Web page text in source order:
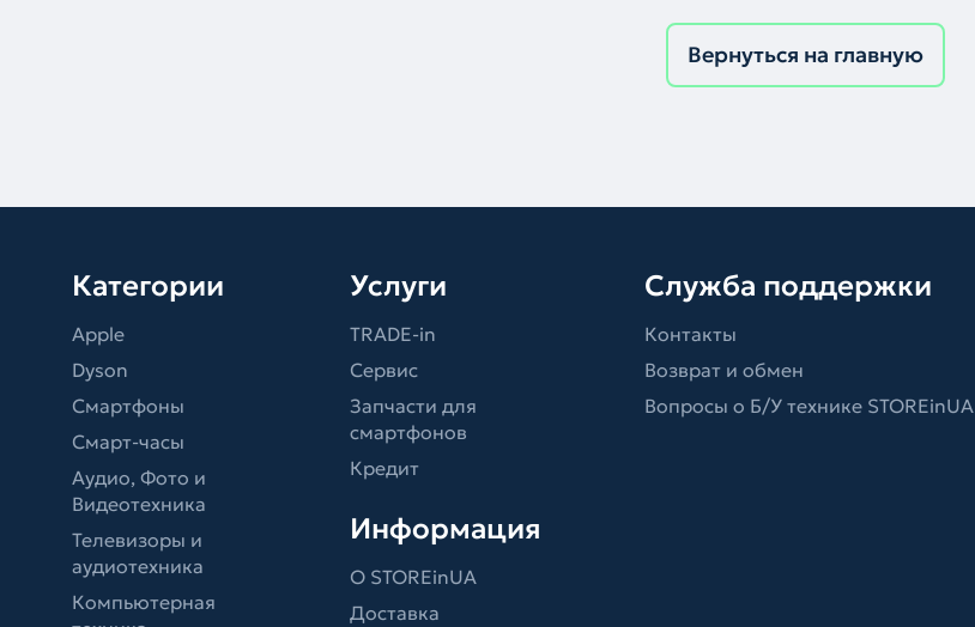
Вернуться на главную
Категории
Apple
Dyson
Смартфоны
Смарт-часы
Аудио, Фото и
Видеотехника
Телевизоры и
аудиотехника
Компьютерная
Услуги
TRADE-in
Сервис
Запчасти для
смартфонов
Кредит
Информация
О STOREinUA
Доставка
Служба поддержки
Контакты
Возврат и обмен
Вопросы о Б/У технике STOREinUA